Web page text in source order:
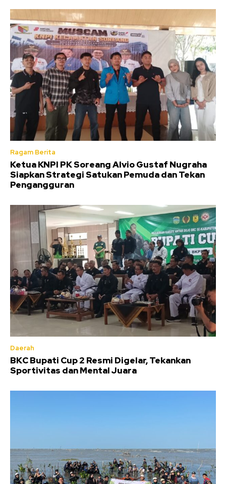
Ragam Berita
Ketua KNPI PK Soreang Alvio Gustaf Nugraha
Siapkan Strategi Satukan Pemuda dan Tekan
Pengangguran
Daerah
BKC Bupati Cup 2 Resmi Digelar, Tekankan
Sportivitas dan Mental Juara